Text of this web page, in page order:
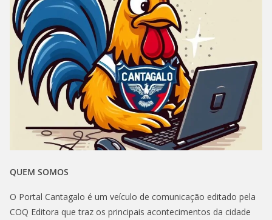
QUEM SOMOS
O Portal Cantagalo é um veículo de comunicação editado pela
COQ Editora que traz os principais acontecimentos da cidade